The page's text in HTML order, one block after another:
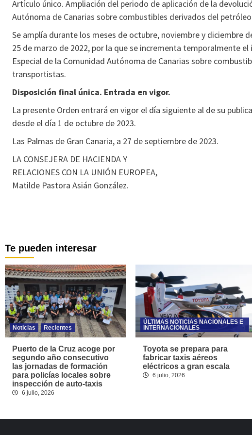
Artículo único. Ampliación del periodo de aplicación de la
Autónoma de Canarias sobre combustibles derivados del
Se amplía durante los meses de octubre, noviembre y diciembre
25 de marzo de 2022, por la que se incrementa temporalmente
Especial de la Comunidad Autónoma de Canarias sobre
transportistas.
Disposición final única. Entrada en vigor.
La presente Orden entrará en vigor el día siguiente al de su
desde el día 1 de octubre de 2023.
Las Palmas de Gran Canaria, a 27 de septiembre de 2023.
LA CONSEJERA DE HACIENDA Y
RELACIONES CON LA UNIÓN EUROPEA,
Matilde Pastora Asián González.
Te pueden interesar
Noticias Recientes
Puerto de la Cruz acoge por
segundo año consecutivo
las jornadas de formación
para policías locales sobre
inspección de auto-taxis
6 julio, 2026
ÚLTIMAS NOTICIAS NACIONALES E
INTERNACIONALES
Toyota se prepara para
fabricar taxis aéreos
eléctricos a gran escala
6 julio, 2026